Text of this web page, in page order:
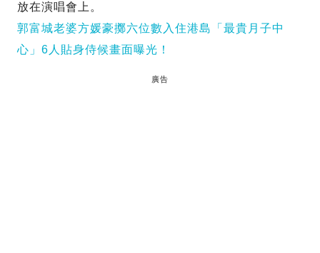
放在演唱會上。
郭富城老婆方媛豪擲六位數入住港島「最貴月子中
心」6人貼身侍候畫面曝光！
廣告